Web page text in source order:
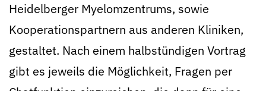
Heidelberger Myelomzentrums, sowie
Kooperationspartnern aus anderen Kliniken,
gestaltet. Nach einem halbstündigen Vortrag
gibt es jeweils die Möglichkeit, Fragen per